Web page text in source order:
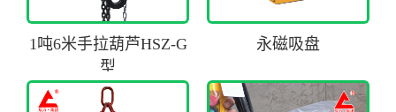
1吨6米手拉葫芦HSZ-G
型
永磁吸盘